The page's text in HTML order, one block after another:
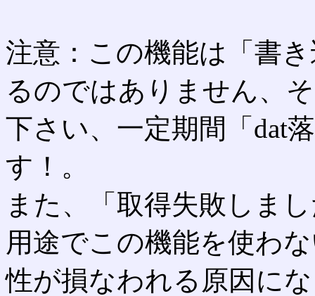
注意：この機能は「書
るのではありません、
下さい、一定期間「dat
す！。
また、「取得失敗しま
用途でこの機能を使わ
性が損なわれる原因に